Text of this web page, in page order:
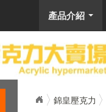
產品介紹
錦皇壓克力